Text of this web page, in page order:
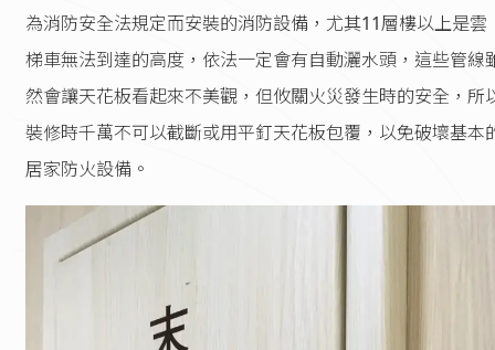
為消防安全法規定而安裝的消防設備，尤其11層樓以上是雲
梯車無法到達的高度，依法一定會有自動灑水頭，這些管線
然會讓天花板看起來不美觀，但攸關火災發生時的安全，所
裝修時千萬不可以截斷或用平釘天花板包覆，以免破壞基本
居家防火設備。